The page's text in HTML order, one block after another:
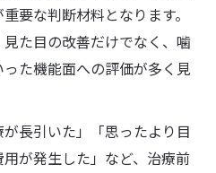
要な判断材料となります。
た目の改善だけでなく、噛
た機能面への評価が多く見
長引いた」「思ったより目
が発生した」など、治療前